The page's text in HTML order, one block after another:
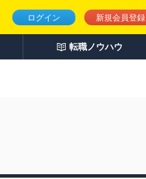
ログイン 新規会員登録
転職ノウハウ